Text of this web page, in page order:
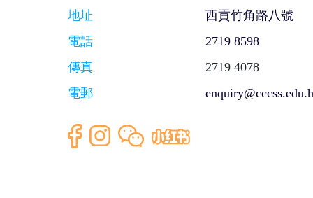
地址
西貢竹角路八號
電話
2719 8598
傳真
2719 4078
電郵